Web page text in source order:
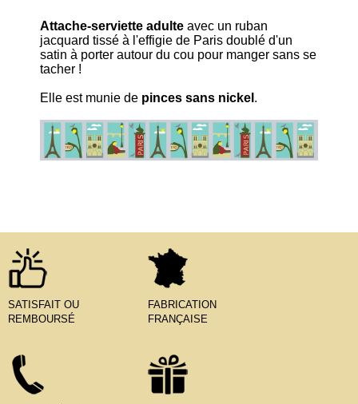
Attache-serviette adulte avec un ruban
jacquard tissé à l'effigie de Paris doublé d'un
satin à porter autour du cou pour manger sans se
tacher !
Elle est munie de pinces sans nickel .
SATISFAIT OU
REMBOURSÉ
FABRICATION
FRANÇAISE